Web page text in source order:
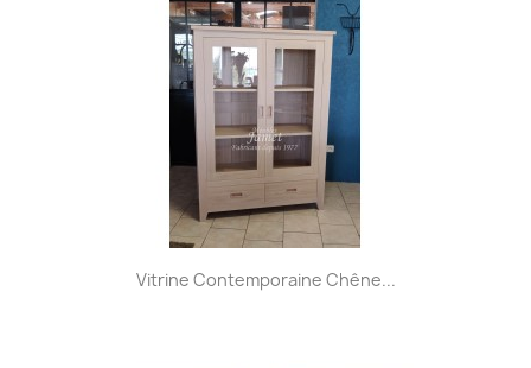
Vitrine Contemporaine Chêne...